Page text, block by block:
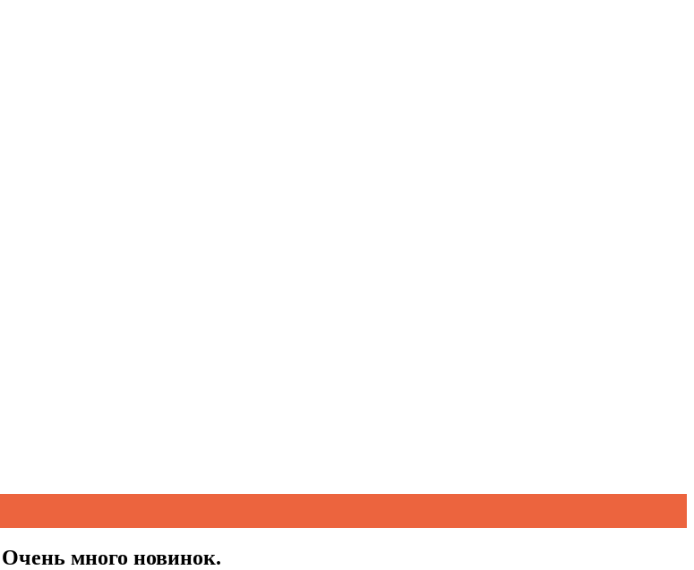
много новинок.